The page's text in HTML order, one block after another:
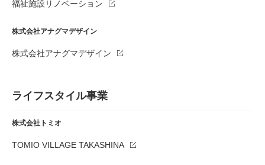
福祉施設リノベーション
株式会社アナグマデザイン
株式会社アナグマデザイン
ライフスタイル事業
株式会社トミオ
TOMIO VILLAGE TAKASHINA